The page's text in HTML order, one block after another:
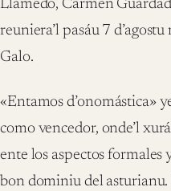
Llamedo, Carmen
reuniera’l pasáu 7
Galo.
«Entamos d’onomástica»
como vencedor, onde’l
ente los aspectos formales
bon dominiu del